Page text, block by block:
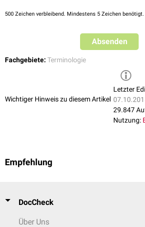
500 Zeichen verbleibend. Mindestens 5 Zeichen benötigt.
Absenden
Fachgebiete: Terminologie
Wichtiger Hinweis zu diesem Artikel
Letzter
29.847
Nutzung:
Empfehlung
DocCheck
Über Uns